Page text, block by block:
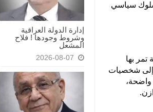
إدارة الدولة العراقية
وشروط وجودها ! فلاح
المشعل
2026-08-07
سلوك سياسي
بها
إلى شخصيات
واضحة،